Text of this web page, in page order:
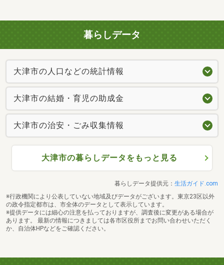
暮らしデータ
大津市の人口などの統計情報
大津市の結婚・育児の助成金
大津市の治安・ごみ収集情報
大津市の暮らしデータをもっと見る
暮らしデータ提供元： 生活ガイド.com
※行政機関により公表していない地域及びデータがございます。東京23区以外
の政令指定都市は、市全体のデータとして表示しています。
※提供データには細心の注意を払っておりますが、調査後に変更がある場合が
あります。 最新の情報につきましては各市区役所までお問い合わせいただく
か、自治体HPなどをご確認ください。